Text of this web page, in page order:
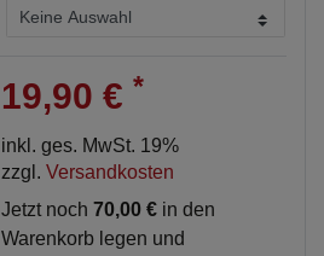
19,90 € *
inkl. ges. MwSt. 19%
zzgl. Versandkosten
Jetzt noch 70,00 € in den
Warenkorb legen und